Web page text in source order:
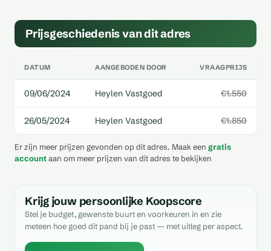
Prijsgeschiedenis van dit adres
DATUM AANGEBODEN DOOR VRAAGPRIJS
09/06/2024 Heylen Vastgoed €1.550
26/05/2024 Heylen Vastgoed €1.850
Er zijn meer prijzen gevonden op dit adres. Maak een gratis
accountaan om meer prijzen van dit adres te bekijken
Krijg jouw persoonlijke Koopscore
Stel je budget, gewenste buurt en voorkeuren in en zie
meteen hoe goed dit pand bij je past — met uitleg per aspect.